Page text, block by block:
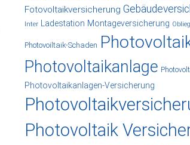
Fotovoltaikversicherung
Inter Ladestation Montageversicherung
Photovoiltaik-Schaden
Photovoltaikanlage
Photovoltaikanlagen-Versicherung
Photovoltaik